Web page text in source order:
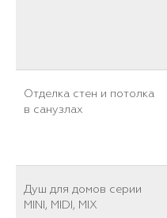
Отделка стен и потолка
в санузлах
Душ для домов серии
MINI, MIDI, MIX